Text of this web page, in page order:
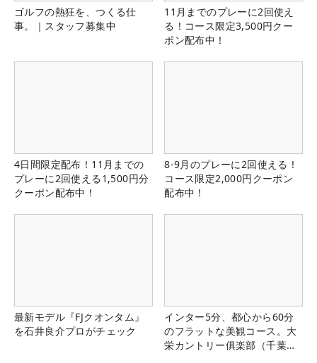
ゴルフの熱狂を、つくる仕
事。｜スタッフ募集中
11月までのプレーに2回使え
る！コース限定3,500円クー
ポン配布中！
4日間限定配布！11月までの
プレーに2回使える1,500円分
クーポン配布中！
8-9月のプレーに2回使える！
コース限定2,000円クーポン
配布中！
最新モデル『FJクオンタム』
を石井良介プロがチェック
インター5分、都心から60分
のフラットな美観コース。大
栄カントリー俱楽部（千葉